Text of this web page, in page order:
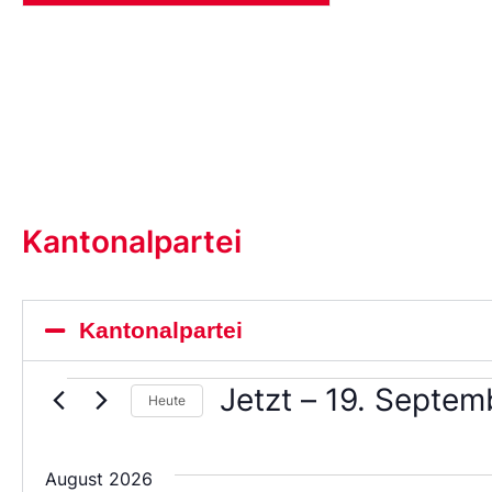
Kantonalpartei
Kantonalpartei
Heute Jetzt – 19.
das
August 2026